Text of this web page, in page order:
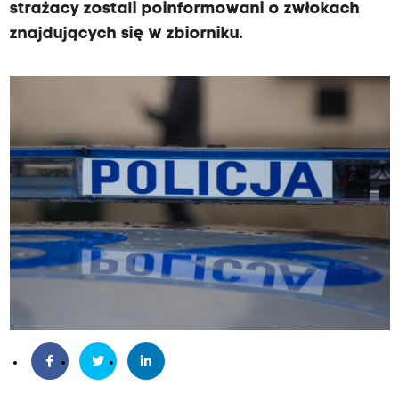
strażacy zostali poinformowani o zwłokach
znajdujących się w zbiorniku.